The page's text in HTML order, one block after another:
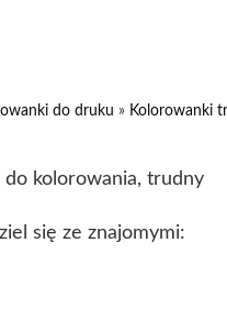
do druku » Kolorowanki
do kolorowania, trudny
się ze znajomymi: